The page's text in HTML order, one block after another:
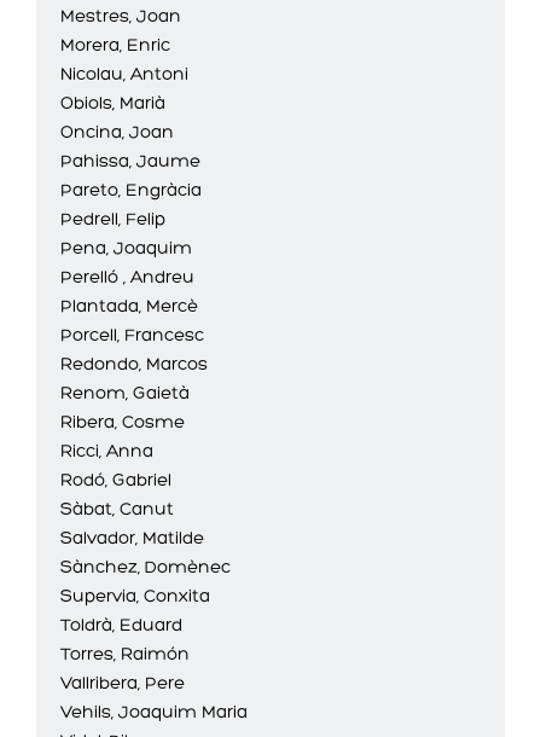
Mestres, Joan
Morera, Enric
Nicolau, Antoni
Obiols, Marià
Oncina, Joan
Pahissa, Jaume
Pareto, Engràcia
Pedrell, Felip
Pena, Joaquim
Perelló , Andreu
Plantada, Mercè
Porcell, Francesc
Redondo, Marcos
Renom, Gaietà
Ribera, Cosme
Ricci, Anna
Rodó, Gabriel
Sàbat, Canut
Salvador, Matilde
Sànchez, Domènec
Supervia, Conxita
Toldrà, Eduard
Torres, Raimón
Vallribera, Pere
Vehils, Joaquim Maria